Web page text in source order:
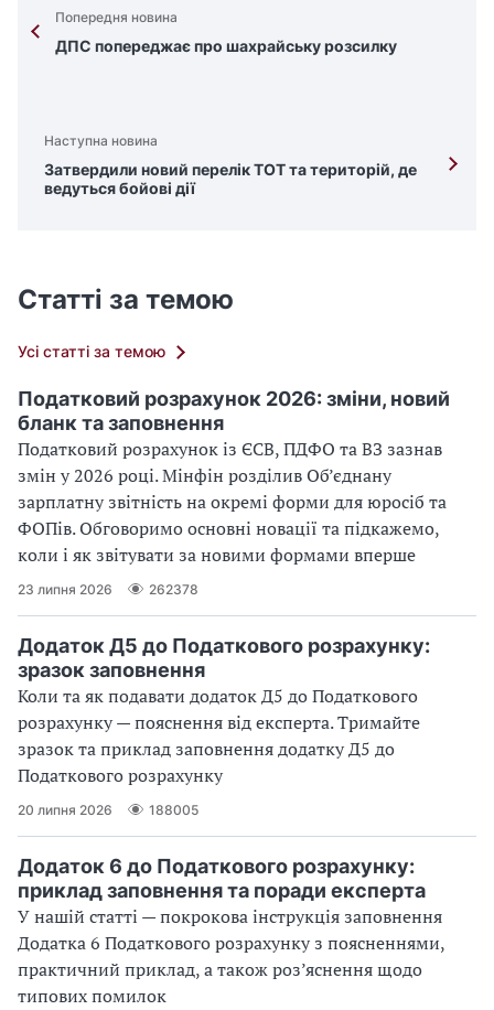
Попередня новина
ДПС попереджає про шахрайську розсилку
Наступна новина
Затвердили новий перелік ТОТ та територій, де
ведуться бойові дії
Статті за темою
Усі статті за темою
Податковий розрахунок 2026: зміни, новий
бланк та заповнення
Податковий розрахунок із ЄСВ, ПДФО та ВЗ зазнав
змін у 2026 році. Мінфін розділив Об’єднану
зарплатну звітність на окремі форми для юросіб та
ФОПів. Обговоримо основні новації та підкажемо,
коли і як звітувати за новими формами вперше
23 липня 2026 262378
Додаток Д5 до Податкового розрахунку:
зразок заповнення
Коли та як подавати додаток Д5 до Податкового
розрахунку — пояснення від експерта. Тримайте
зразок та приклад заповнення додатку Д5 до
Податкового розрахунку
20 липня 2026 188005
Додаток 6 до Податкового розрахунку:
приклад заповнення та поради експерта
У нашій статті — покрокова інструкція заповнення
Додатка 6 Податкового розрахунку з поясненнями,
практичний приклад, а також роз’яснення щодо
типових помилок